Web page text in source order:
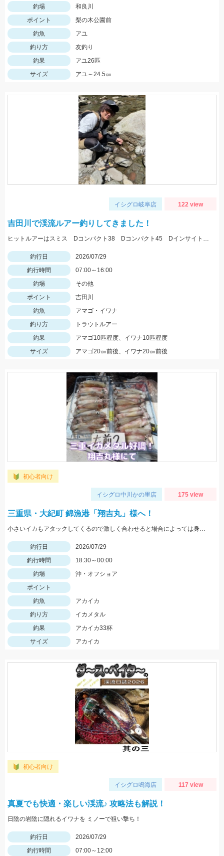
釣場
和良川
ポイント
梨の木公園前
釣魚
アユ
釣り方
友釣り
釣果
アユ26匹
サイズ
アユ～24.5㎝
イシグロ岐阜店 122 view
吉田川で渓流ルアー釣りしてきました！
ヒットルアーはスミス Dコンパクト38 Dコンパクト45 Dインサイト44 を使用。体高の良いアマゴ多く、楽しめました。
釣行日
2026/07/29
釣行時間
07:00～16:00
釣場
その他
ポイント
吉田川
釣魚
アマゴ・イワナ
釣り方
トラウトルアー
釣果
アマゴ10匹程度、イワナ10匹程度
サイズ
アマゴ20㎝前後、イワナ20㎝前後
初心者向け
イシグロ中川かの里店 175 view
三重県・大紀町 錦漁港「翔吉丸」様へ！
小さいイカもアタックしてくるので激しく合わせると場合によっては身切れします！
釣行日
2026/07/29
釣行時間
18:30～00:00
釣場
沖・オフショア
ポイント
釣魚
アカイカ
釣り方
イカメタル
釣果
アカイカ33杯
サイズ
アカイカ
初心者向け
イシグロ鳴海店 117 view
真夏でも快適・楽しい渓流♪ 攻略法も解説！
日陰の岩陰に隠れるイワナを ミノーで狙い撃ち！
釣行日
2026/07/29
釣行時間
07:00～12:00